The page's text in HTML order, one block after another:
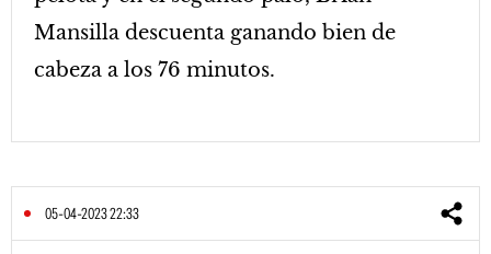
Mansilla descuenta ganando bien de
cabeza a los 76 minutos.
05-04-2023 22:33